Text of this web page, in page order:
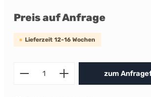
Preis auf Anfrage
Lieferzeit 12-16 Wochen
Produkt Anzahl:
zum